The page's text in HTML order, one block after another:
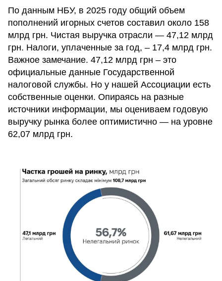
По данным НБУ, в 2025 году общий объем
пополнений игорных счетов составил около 158
млрд грн. Чистая выручка отрасли — 47,12 млрд
грн. Налоги, уплаченные за год, – 17,4 млрд грн.
Важное замечание. 47,12 млрд грн – это
официальные данные Государственной
налоговой службы. Но у нашей Ассоциации есть
собственные оценки. Опираясь на разные
источники информации, мы оцениваем годовую
выручку рынка более оптимистично — на уровне
62,07 млрд грн.